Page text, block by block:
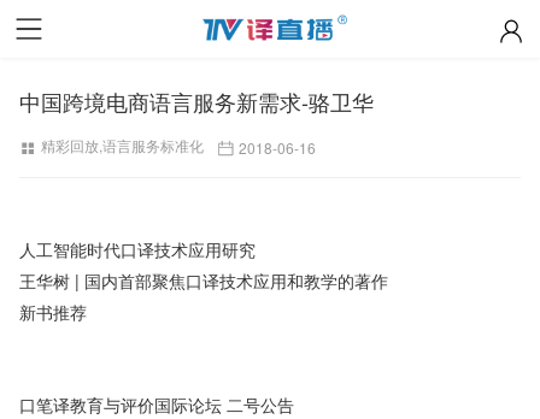
中国跨境电商语言服务新需求-骆卫华
精彩回放,语言服务标准化 2018-06-16
人工智能时代口译技术应用研究
王华树 | 国内首部聚焦口译技术应用和教学的著作
新书推荐
口笔译教育与评价国际论坛 二号公告